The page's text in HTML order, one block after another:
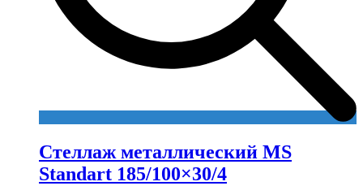
Стеллаж металлический MS
Standart 185/100×30/4